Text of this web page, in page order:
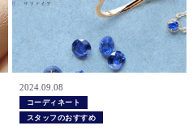
2024.09.08
コーディネート
スタッフのおすすめ